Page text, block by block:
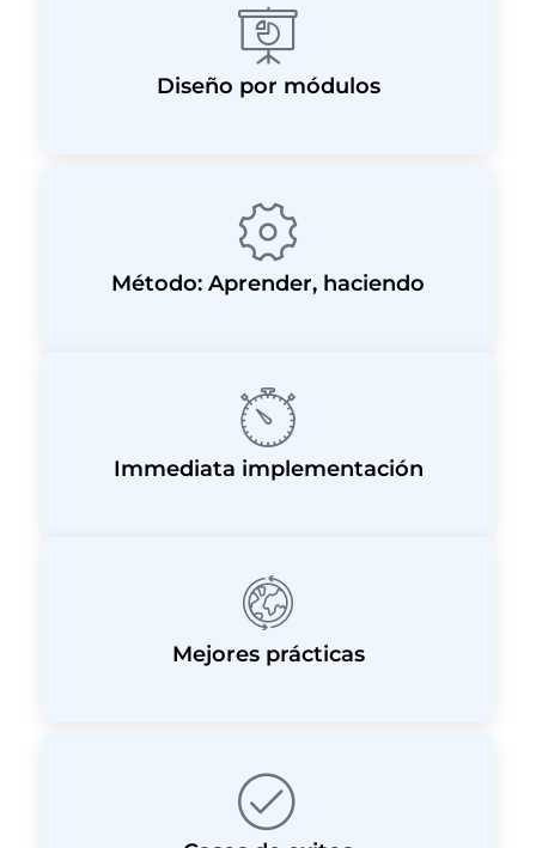
Diseño por módulos
Método: Aprender, haciendo
Immediata implementación
Mejores prácticas